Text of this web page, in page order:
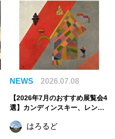
NEWS 2026.07.08
【2026年7月のおすすめ展覧会4
選】カンディンスキー、レンブ
つわの美へ。夏に訪れたい注目
はろるど